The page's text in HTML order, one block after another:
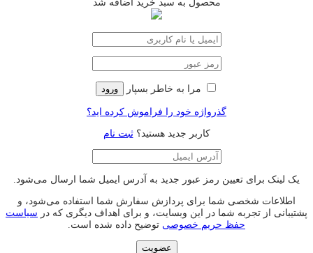
محصول به سبد خرید اضافه شد
مرا به خاطر بسپار ورود
گذرواژه خود را فراموش کرده اید؟
کاربر جدید هستید؟ثبت نام
یک لینک برای تعیین رمز عبور جدید به آدرس ایمیل شما ارسال می‌شود.
اطلاعات شخصی شما برای پردازش سفارش شما استفاده می‌شود، و
پشتیبانی از تجربه شما در این وبسایت، و برای اهداف دیگری که در سیاست
حفظ حریم خصوصی توضیح داده شده است.
عضویت